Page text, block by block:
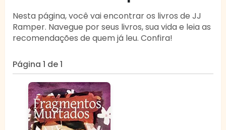
Nesta página, você vai encontrar os livros de JJ
Ramper. Navegue por seus livros, sua vida e leia as
recomendações de quem já leu. Confira!
Página 1 de 1